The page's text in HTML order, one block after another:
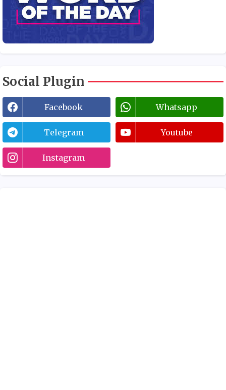
Social Plugin
Facebook Whatsapp
Telegram Youtube
Instagram